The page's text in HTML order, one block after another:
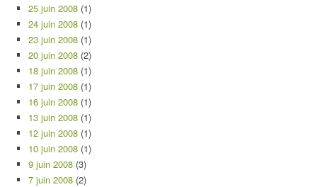
25 juin 2008 (1)
24 juin 2008 (1)
23 juin 2008 (1)
20 juin 2008 (2)
18 juin 2008 (1)
17 juin 2008 (1)
16 juin 2008 (1)
13 juin 2008 (1)
12 juin 2008 (1)
10 juin 2008 (1)
9 juin 2008 (3)
7 juin 2008 (2)